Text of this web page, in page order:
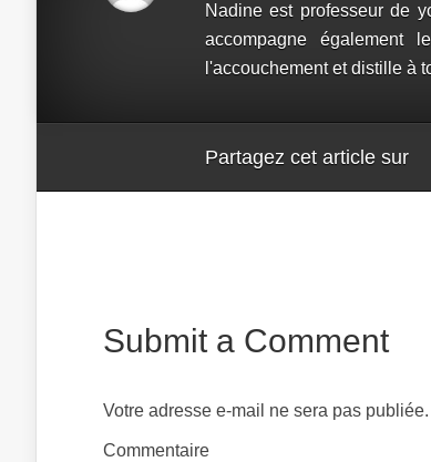
Nadine est professeur de
accompagne
l'accouchement et distille à
Partagez cet article sur
Submit a Comment
Votre adresse e-mail ne sera pas publiée.